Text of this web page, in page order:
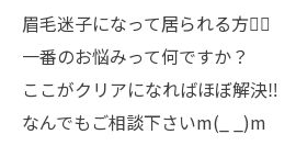
眉毛迷子になって居られる方💁‍♀️
一番のお悩みって何ですか？
ここがクリアになればほぼ解決‼️
なんでもご相談下さいm(_ _)m